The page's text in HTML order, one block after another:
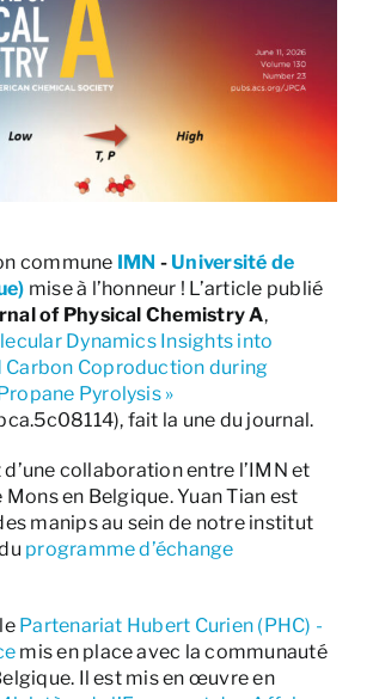
commune IMN - Université de
mise à l’honneur ! L’article publié
of Physical Chemistry A,
Dynamics Insights into
Carbon Coproduction during
Pyrolysis »
fait la une du journal.
collaboration entre l’IMN et
Mons en Belgique. Yuan Tian est
manips au sein de notre institut
programme d’échange
Partenariat Hubert Curien (PHC) -
mis en place avec la communauté
Il est mis en œuvre en